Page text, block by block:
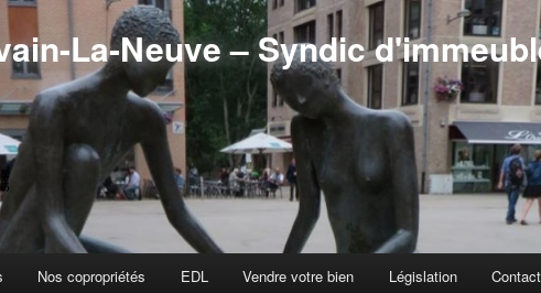
La-Neuve – Syndic
Nos copropriétés EDL Vendre votre bien Législation Contact